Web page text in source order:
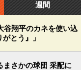
週間
翔平のカネを使い込
とう』」
まさかの球団 采配に